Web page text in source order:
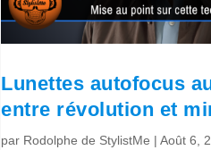
Lunettes autofocus
entre révolution et
par Rodolphe de StylistMe |Août 6,